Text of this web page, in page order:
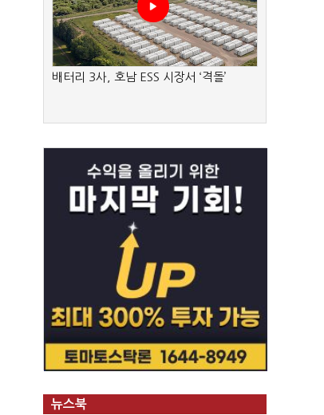
배터리 3사, 호남 ESS 시장서 ‘격돌’
뉴스북